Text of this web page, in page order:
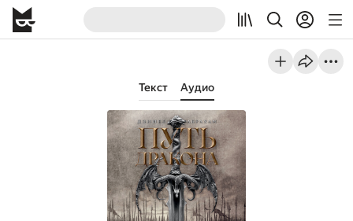
Текст Аудио